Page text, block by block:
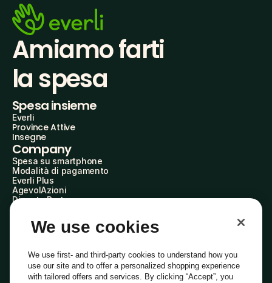
Amiamo farti
la spesa
Spesa insieme
Everli
Province Attive
Insegne
Company
Spesa su smartphone
Modalità di pagamento
Everli Plus
AgevolAzioni
Diventa Partner
Everli Shoppers
About Us
Everli News
Domande frequenti
Lavora con noi
We use cookies
We use first- and third-party cookies to understand how you
use our site and to offer a personalized shopping experience
with tailored offers and services. By clicking “Accept”, you